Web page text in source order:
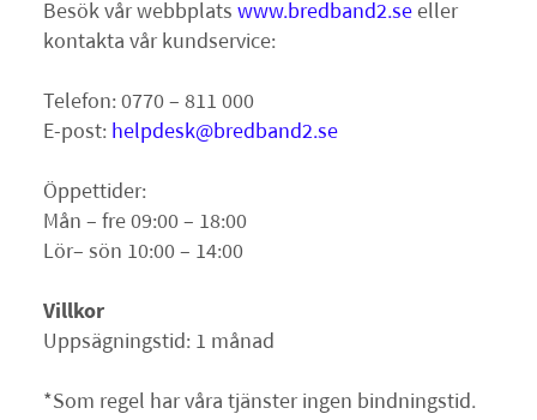
Besök vår webbplats www.bredband2.se eller
kontakta vår kundservice:
Telefon: 0770 – 811 000
E-post: helpdesk@bredband2.se
Öppettider:
Mån – fre 09:00 – 18:00
Lör– sön 10:00 – 14:00
Villkor
Uppsägningstid: 1 månad
*Som regel har våra tjänster ingen bindningstid.